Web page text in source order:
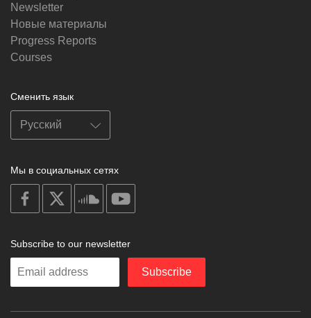
Newsletter
Новые материалы
Progress Reports
Courses
Сменить язык
Мы в социальных сетях
on
facebook
soundcloud
Subscribe to our newsletter
Enter
Subscribe